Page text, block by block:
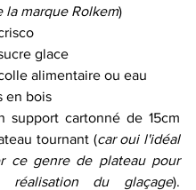
la marque Rolkem)
glace
alimentaire ou eau
en bois
support cartonné de 15cm
tournant (car oui l'idéal
ce genre de plateau pour
réalisation du glaçage).